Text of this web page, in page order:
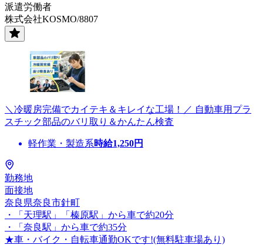
派遣労働者
株式会社KOSMO/8807
＼冷暖房完備でカイテキ＆キレイな工場！／ 自動車用プラ
スチック部品のバリ取り＆かんたん検査
軽作業・製造系時給1,250円
勤務地
面接地
奈良県奈良市針町
・「天理駅」「榛原駅」から車で約20分
・「奈良駅」から車で約35分
★車・バイク・自転車通勤OKです!(無料駐車場あり)